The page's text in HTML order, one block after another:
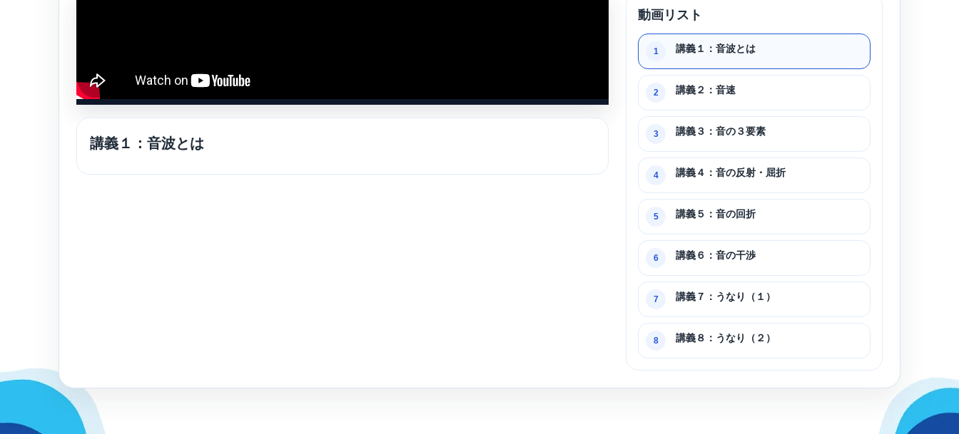
講義１：音波とは
動画リスト
1 講義１：音波とは
2 講義２：音速
3 講義３：音の３要素
4 講義４：音の反射・屈折
5 講義５：音の回折
6 講義６：音の干渉
7 講義７：うなり（１）
8 講義８：うなり（２）